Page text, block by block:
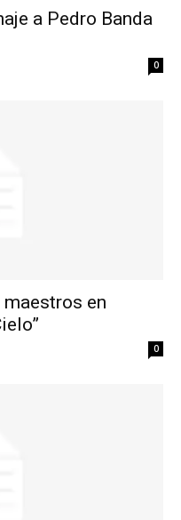
a Pedro Banda
0
en
0